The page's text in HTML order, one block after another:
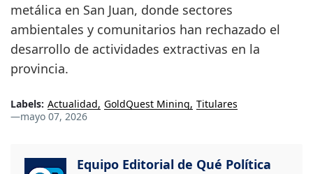
metálica en San Juan, donde sectores
ambientales y comunitarios han rechazado el
desarrollo de actividades extractivas en la
provincia.
Labels: Actualidad GoldQuest Mining Titulares
—mayo 07, 2026
Equipo Editorial de Qué Política